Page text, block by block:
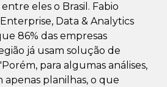
eles o Brasil. Fabio
Data & Analytics
86% das empresas
já usam solução de
para algumas análises,
apenas planilhas, o que